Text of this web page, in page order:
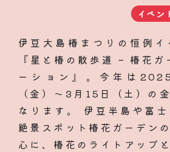
イベン
伊豆大島椿まつりの恒例イ
『星と椿の散歩道 – 椿花
ーション』。今年は
（金）〜3月15日（土）の
なります。 伊豆半島や富
絶景スポット椿花ガーデン
心に、椿花のライトアップ